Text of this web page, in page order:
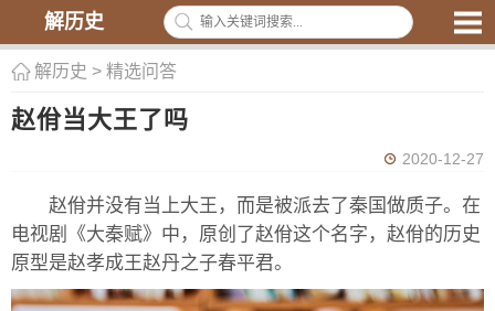
解历史
解历史 > 精选问答
赵佾当大王了吗
2020-12-27
赵佾并没有当上大王，而是被派去了秦国做质子。在
电视剧《大秦赋》中，原创了赵佾这个名字，赵佾的历史
原型是赵孝成王赵丹之子春平君。